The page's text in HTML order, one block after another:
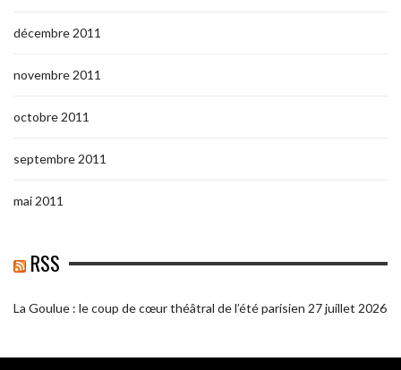
décembre 2011
novembre 2011
octobre 2011
septembre 2011
mai 2011
RSS
La Goulue : le coup de cœur théâtral de l’été parisien 27 juillet 2026